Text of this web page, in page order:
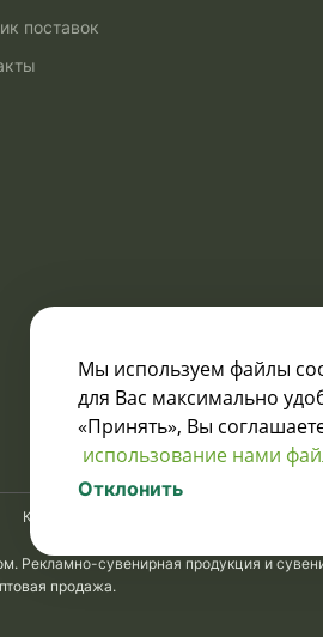
поставок
Узнавайте о скидках
и акциях:
Карта сайта
Рекламно-сувенирная продукция и
продажа.
Мы используем файлы
для Вас максимально
«Принять», Вы
использование нами
Отклонить